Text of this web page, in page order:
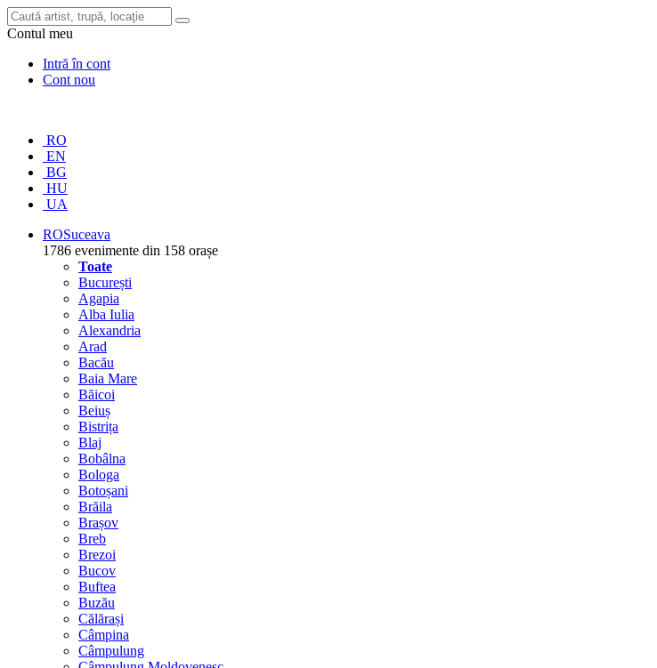
Contul meu
Intră în cont
Cont nou
RO
EN
BG
HU
UA
ROSuceava
1786 evenimente din 158 orașe
Toate
București
Agapia
Alba Iulia
Alexandria
Arad
Bacău
Baia Mare
Băicoi
Beiuș
Bistrița
Blaj
Bobâlna
Bologa
Botoșani
Brăila
Brașov
Breb
Brezoi
Bucov
Buftea
Buzău
Călărași
Câmpina
Câmpulung